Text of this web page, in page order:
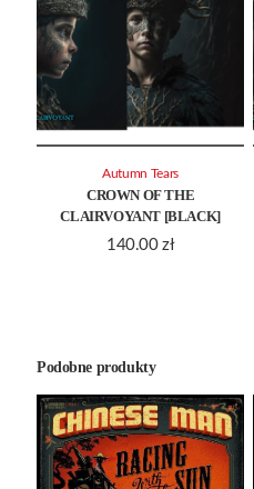
CROWN OF THE
CLAIRVOYANT [BLACK]
140.00 zł
Autumn Tears
Podobne produkty